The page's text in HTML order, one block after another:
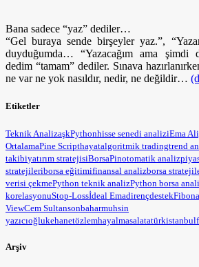
Bana sadece “yaz” dediler…
“Gel buraya sende birşeyler yaz.”,
duyduğumda… “Yazacağım ama şimdi
dedim “tamam” dediler. Sınava
ne var ne yok nasıldır, nedir, ne değildir…
Etiketler
Teknik AnalizaşkPythonhisse senedi analiziEma
OrtalamaPine Scripthayatalgoritmik tradingtrend
takibiyatırım stratejisiBorsaPinotomatik analiz
stratejileriborsa eğitimifinansal analizborsa
verisi çekmePython teknik analizPython borsa
korelasyonuStop-Lossİdeal Emadirençdestek
ViewCem Sultansonbaharmuhsin
yazıcıoğlukehanetözlemhayalmasalatatürkistanbul
Arşiv